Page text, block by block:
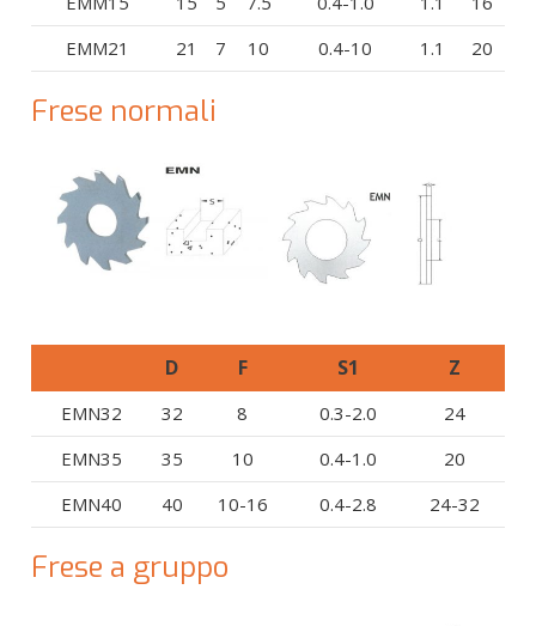
EMM21
21 7 10 0.4-10 1.1 20
Frese normali
D F S1 Z
EMN32 32 8 0.3-2.0
24
EMN35
35 10 0.4-1.0
20
EMN40
40 10-16 0.4-2.8 24-32
Frese a gruppo